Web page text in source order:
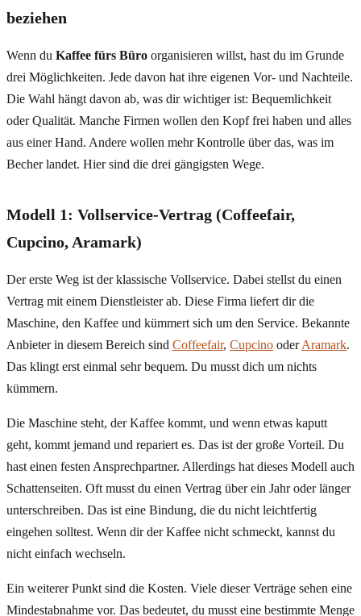
beziehen
Wenn du Kaffee fürs Büro organisieren willst, hast du im Grunde
drei Möglichkeiten. Jede davon hat ihre eigenen Vor- und Nachteile.
Die Wahl hängt davon ab, was dir wichtiger ist: Bequemlichkeit
oder Qualität. Manche Firmen wollen den Kopf frei haben und alles
aus einer Hand. Andere wollen mehr Kontrolle über das, was im
Becher landet. Hier sind die drei gängigsten Wege.
Modell 1: Vollservice-Vertrag (Coffeefair,
Cupcino, Aramark)
Der erste Weg ist der klassische Vollservice. Dabei stellst du einen
Vertrag mit einem Dienstleister ab. Diese Firma liefert dir die
Maschine, den Kaffee und kümmert sich um den Service. Bekannte
Anbieter in diesem Bereich sind Coffeefair, Cupcino oderAramark.
Das klingt erst einmal sehr bequem. Du musst dich um nichts
kümmern.
Die Maschine steht, der Kaffee kommt, und wenn etwas kaputt
geht, kommt jemand und repariert es. Das ist der große Vorteil. Du
hast einen festen Ansprechpartner. Allerdings hat dieses Modell auch
Schattenseiten. Oft musst du einen Vertrag über ein Jahr oder länger
unterschreiben. Das ist eine Bindung, die du nicht leichtfertig
eingehen solltest. Wenn dir der Kaffee nicht schmeckt, kannst du
nicht einfach wechseln.
Ein weiterer Punkt sind die Kosten. Viele dieser Verträge sehen eine
Mindestabnahme vor. Das bedeutet, du musst eine bestimmte Menge